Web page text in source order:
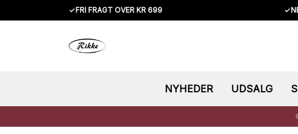
✓FRI FRAGT OVER KR 699 ✓
NYHEDER UDSALG